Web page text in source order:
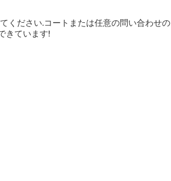
ください.コートまたは任意の問い合わせの
きています!